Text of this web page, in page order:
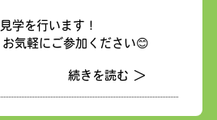
学を行います！
気軽にご参加ください😊
続きを読む ＞